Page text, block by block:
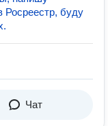
Росреестр, буду
Чат